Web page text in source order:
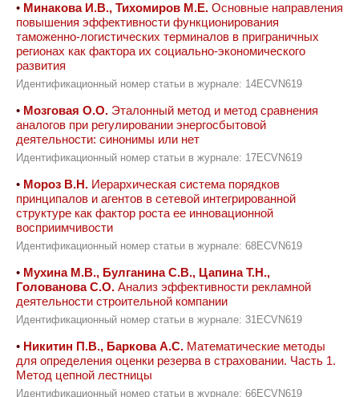
• Минакова И.В., Тихомиров М.Е. Основные направления
повышения эффективности функционирования
таможенно-логистических терминалов в приграничных
регионах как фактора их социально-экономического
развития
Идентификационный номер статьи в журнале: 14ECVN619
• Мозговая О.О. Эталонный метод и метод сравнения
аналогов при регулировании энергосбытовой
деятельности: синонимы или нет
Идентификационный номер статьи в журнале: 17ECVN619
• Мороз В.Н. Иерархическая система порядков
принципалов и агентов в сетевой интегрированной
структуре как фактор роста ее инновационной
восприимчивости
Идентификационный номер статьи в журнале: 68ECVN619
• Мухина М.В., Булганина С.В., Цапина Т.Н.,
Голованова С.О. Анализ эффективности рекламной
деятельности строительной компании
Идентификационный номер статьи в журнале: 31ECVN619
• Никитин П.В., Баркова А.С. Математические методы
для определения оценки резерва в страховании. Часть 1.
Метод цепной лестницы
Идентификационный номер статьи в журнале: 66ECVN619